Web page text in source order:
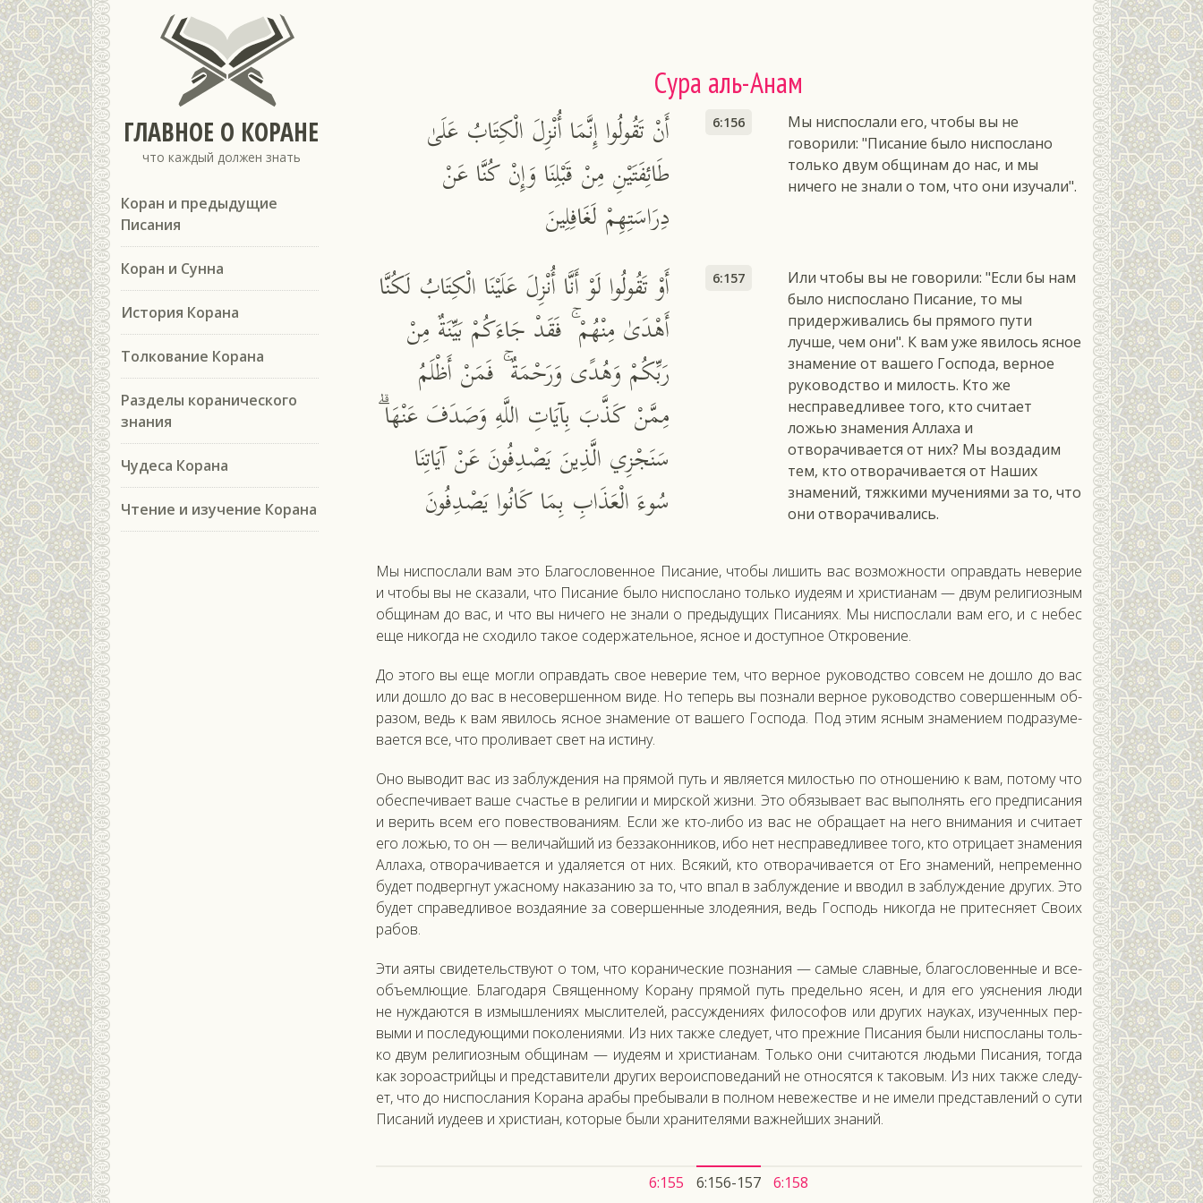
ГЛАВНОЕ О КОРАНЕ
что каждый должен знать
Коран и предыдущие
Писания
Коран и Сунна
История Корана
Толкование Корана
Разделы коранического
знания
Чудеса Корана
Чтение и изучение Корана
Сура аль-Анам
أَنْ تَقُولُوا إِنَّمَا أُنْزِلَ الْكِتَابُ عَلَىٰ
طَائِفَتَيْنِ مِنْ قَبْلِنَا وَإِنْ كُنَّا عَنْ
دِرَاسَتِهِمْ لَغَافِلِينَ
6:156
Мы ниспослали его, чтобы вы не
говорили: "Писание было ниспослано
только двум общинам до нас, и мы
ничего не знали о том, что они изучали".
أَوْ تَقُولُوا لَوْ أَنَّا أُنْزِلَ عَلَيْنَا الْكِتَابُ لَكُنَّا
أَهْدَىٰ مِنْهُمْ ۚ فَقَدْ جَاءَكُمْ بَيِّنَةٌ مِنْ
رَبِّكُمْ وَهُدًى وَرَحْمَةٌ ۚ فَمَنْ أَظْلَمُ
مِمَّنْ كَذَّبَ بِآيَاتِ اللَّهِ وَصَدَفَ عَنْهَا ۗ
سَنَجْزِي الَّذِينَ يَصْدِفُونَ عَنْ آيَاتِنَا
سُوءَ الْعَذَابِ بِمَا كَانُوا يَصْدِفُونَ
6:157
Или чтобы вы не говорили: "Если бы нам
было ниспослано Писание, то мы
придерживались бы прямого пути
лучше, чем они". К вам уже явилось ясное
знамение от вашего Господа, верное
руководство и милость. Кто же
несправедливее того, кто считает
ложью знамения Аллаха и
отворачивается от них? Мы воздадим
тем, кто отворачивается от Наших
знамений, тяжкими мучениями за то, что
они отворачивались.
Мы нис­посла­ли вам это Бла­гос­ло­вен­ное Пи­сание, что­бы ли­шить вас воз­можнос­ти оп­равдать не­верие
и что­бы вы не ска­зали, что Пи­сание бы­ло нис­посла­но толь­ко и­уде­ям и хрис­ти­анам — двум ре­лиги­оз­ным
об­щи­нам до вас, и что вы ни­чего не зна­ли о пре­дыду­щих Пи­сани­ях. Мы нис­посла­ли вам его, и с не­бес
еще ни­ког­да не схо­дило та­кое со­дер­жа­тель­ное, яс­ное и дос­тупное От­кро­вение.
До это­го вы еще мог­ли оп­равдать свое не­верие тем, что вер­ное ру­ководс­тво сов­сем не дош­ло до вас
или дош­ло до вас в не­совер­шенном ви­де. Но те­перь вы поз­на­ли вер­ное ру­ководс­тво со­вер­шенным об­
ра­зом, ведь к вам яви­лось яс­ное зна­мение от ва­шего Гос­по­да. Под этим яс­ным зна­мени­ем под­ра­зуме­
ва­ет­ся все, что про­лива­ет свет на ис­ти­ну.
Оно вы­водит вас из заб­лужде­ния на пря­мой путь и яв­ля­ет­ся ми­лостью по от­но­шению к вам, по­тому что
обес­пе­чива­ет ва­ше счастье в ре­лигии и мир­ской жиз­ни. Это обя­зыва­ет вас вы­пол­нять его пред­пи­сания
и ве­рить всем его по­вес­тво­вани­ям. Ес­ли же кто-ли­бо из вас не об­ра­ща­ет на не­го вни­мания и счи­та­ет
его ложью, то он — ве­личай­ший из без­за­кон­ни­ков, ибо нет нес­пра­вед­ли­вее то­го, кто от­ри­ца­ет зна­мения
Ал­ла­ха, от­во­рачи­ва­ет­ся и уда­ля­ет­ся от них. Вся­кий, кто от­во­рачи­ва­ет­ся от Его зна­мений, неп­ре­мен­но
бу­дет под­вер­гнут ужас­но­му на­каза­нию за то, что впал в заб­лужде­ние и вво­дил в заб­лужде­ние дру­гих. Это
бу­дет спра­вед­ли­вое воз­да­яние за со­вер­шенные зло­де­яния, ведь Гос­подь ни­ког­да не при­тес­ня­ет Сво­их
ра­бов.
Эти а­яты сви­детель­ству­ют о том, что ко­рани­чес­кие поз­на­ния — са­мые слав­ные, бла­гос­ло­вен­ные и все­
объ­ем­лю­щие. Бла­года­ря Свя­щен­но­му Ко­рану пря­мой путь пре­дель­но ясен, и для его у­яс­не­ния лю­ди
не нуж­да­ют­ся в из­мышле­ни­ях мыс­ли­телей, рас­сужде­ни­ях фи­лосо­фов или дру­гих на­уках, изу­чен­ных пер­
вы­ми и пос­ле­ду­ющи­ми по­коле­ни­ями. Из них так­же сле­ду­ет, что преж­ние Пи­сания бы­ли нис­посла­ны толь­
ко двум ре­лиги­оз­ным об­щи­нам — и­уде­ям и хрис­ти­анам. Толь­ко они счи­та­ют­ся людь­ми Пи­сания, тог­да
как зо­ро­ас­трий­цы и пред­ста­вите­ли дру­гих ве­ро­ис­по­веда­ний не от­но­сят­ся к та­ковым. Из них так­же сле­ду­
ет, что до нис­посла­ния Ко­рана ара­бы пре­быва­ли в пол­ном не­вежес­тве и не име­ли пред­став­ле­ний о су­ти
Пи­саний и­уде­ев и хрис­ти­ан, ко­торые бы­ли хра­ните­лями важ­ней­ших зна­ний.
6:155 6:156-157 6:158